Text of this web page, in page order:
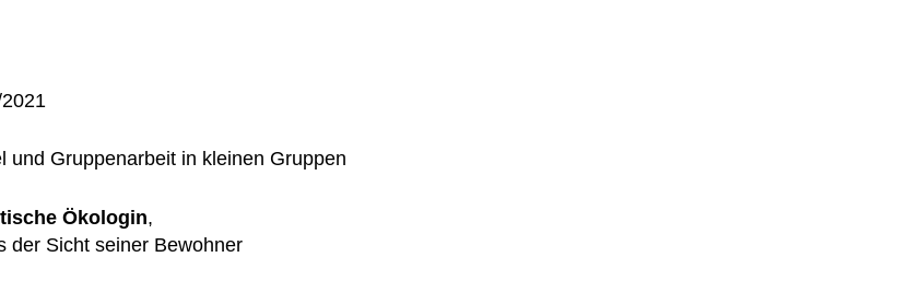
und Gruppenarbeit in kleinen Gruppen
Ökologin,
der Sicht seiner Bewohner